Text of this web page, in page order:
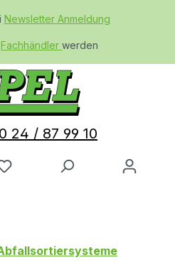
Newsletter Anmeldung
Fachhändlerwerden
24 / 87 99 10
Du hast 0 Produkte auf dem
0 Positionen. Der